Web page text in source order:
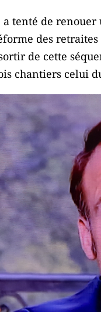
tenté de
des retraites
de cette
chantiers celui